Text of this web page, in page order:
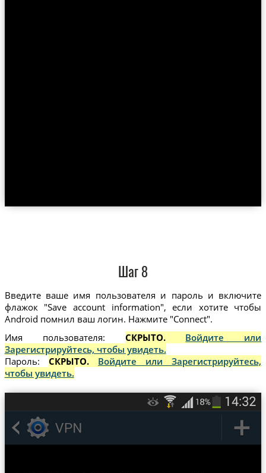
Шаг 8
Введите ваше имя пользователя и пароль и включите
флажок "Save account information", если хотите чтобы
Android помнил ваш логин. Нажмите "Connect".
Имя пользователя: СКРЫТО. Войдите или
Зарегистрируйтесь, чтобы увидеть.
Пароль: СКРЫТО. Войдите или Зарегистрируйтесь,
чтобы увидеть.